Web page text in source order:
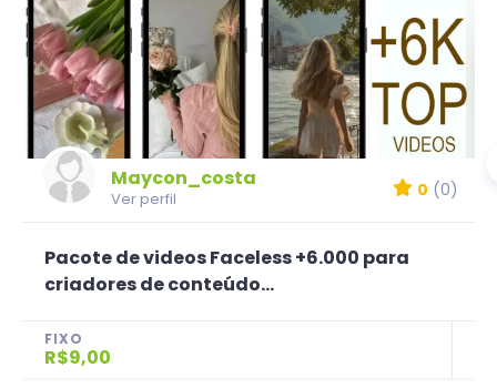
Maycon_costa
Ver perfil 0 (0)
Pacote de videos Faceless +6.000 para
criadores de conteúdo...
FIXO
R$9,00